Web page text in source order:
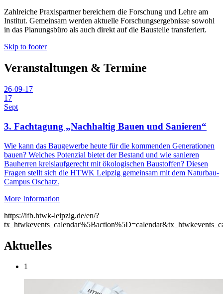
Zahlreiche Praxispartner bereichern die Forschung und Lehre am
Institut. Gemeinsam werden aktuelle Forschungsergebnisse sowohl
in das Planungsbüro als auch direkt auf die Baustelle transferiert.
Skip to footer
Veranstaltungen & Termine
26-09-17
17
Sept
3. Fachtagung „Nachhaltig Bauen und Sanieren“
Wie kann das Baugewerbe heute für die kommenden Generationen
bauen? Welches Potenzial bietet der Bestand und wie sanieren
Bauherren kreislaufgerecht mit ökologischen Baustoffen? Diesen
Fragen stellt sich die HTWK Leipzig gemeinsam mit dem Naturbau-
Campus Oschatz.
More Information
https://ifb.htwk-leipzig.de/en/?
Aktuelles
1